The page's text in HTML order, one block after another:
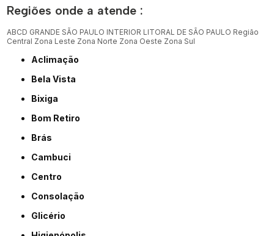
Regiões onde a atende :
ABCD GRANDE SÃO PAULO INTERIOR LITORAL DE SÃO PAULO Região
Central Zona Leste Zona Norte Zona Oeste Zona Sul
Aclimação
Bela Vista
Bixiga
Bom Retiro
Brás
Cambuci
Centro
Consolação
Glicério